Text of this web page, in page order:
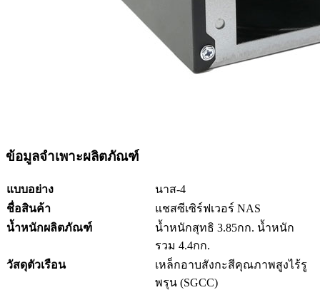
ข้อมูลจำเพาะผลิตภัณฑ์
แบบอย่าง
นาส-4
ชื่อสินค้า
แชสซีเซิร์ฟเวอร์ NAS
น้ำหนักผลิตภัณฑ์
น้ำหนักสุทธิ 3.85กก. น้ำหนัก
รวม 4.4กก.
วัสดุตัวเรือน
เหล็กอาบสังกะสีคุณภาพสูงไร้รู
พรุน (SGCC)